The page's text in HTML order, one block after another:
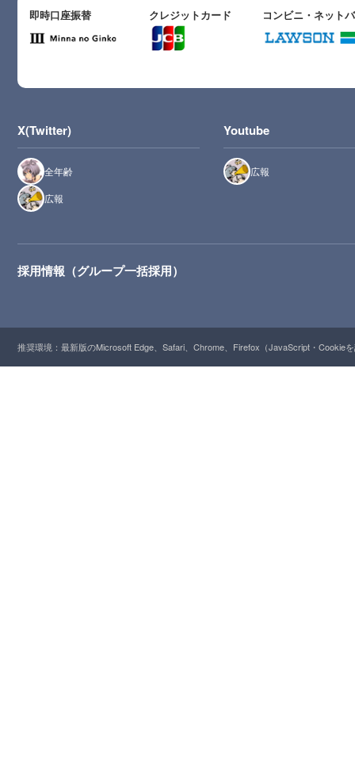
即時口座振替 クレジットカード コンビニ・ネット
X(Twitter)
全年齢
広報
Youtube
広報
採用情報（グループ一括採用）
推奨環境：最新版のMicrosoft Edge、Safari、Chrome、Firefox（JavaScript・Cookie